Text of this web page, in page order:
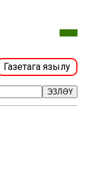
Газетага язылу
ЭЗЛӘҮ